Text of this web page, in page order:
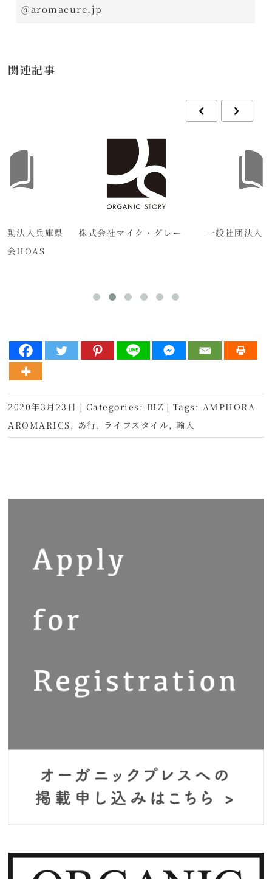
@aromacure.jp
関連記事
動法人兵庫県
会HOAS
株式会社マイク・グレー 一般社団法人
2020年3月23日 | Categories: BIZ | Tags: AMPHORA
AROMARICS , あ行 , ライフスタイル,輸入